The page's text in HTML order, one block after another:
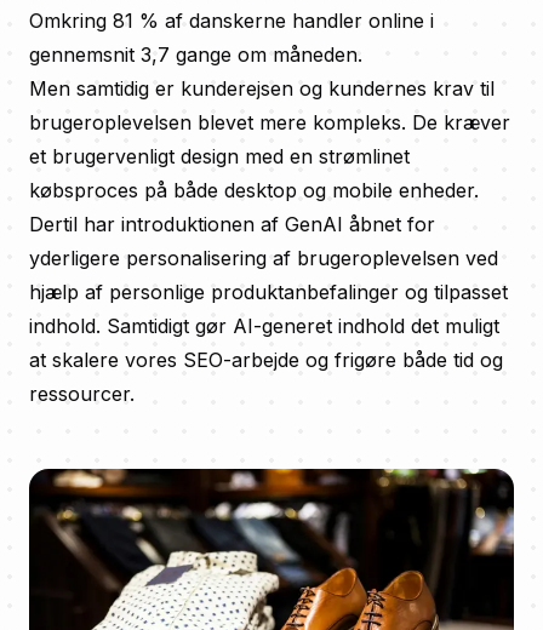
Omkring 81 % af danskerne handler online i
gennemsnit 3,7 gange om måneden.
Men samtidig er kunderejsen og kundernes krav til
brugeroplevelsen blevet mere kompleks. De kræver
et brugervenligt design med en strømlinet
købsproces på både desktop og mobile enheder.
Dertil har introduktionen af GenAI åbnet for
yderligere personalisering af brugeroplevelsen ved
hjælp af personlige produktanbefalinger og tilpasset
indhold. Samtidigt gør AI-generet indhold det muligt
at skalere vores SEO-arbejde og frigøre både tid og
ressourcer.